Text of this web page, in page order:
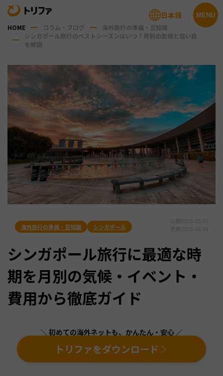
MENU
日本語
HOME コラム・ブログ
海外旅行の準備・豆知識
シンガポール旅行のベストシーズンはいつ？月別の気候と狙い目
を解説
海外旅行の準備・豆知識 シンガポール
シンガポール旅行に最適な時
期を月別の気候・イベント・
費用から徹底ガイド
＼ 初めての海外ネットも、かんたん・安心 ／
トリファをダウンロード